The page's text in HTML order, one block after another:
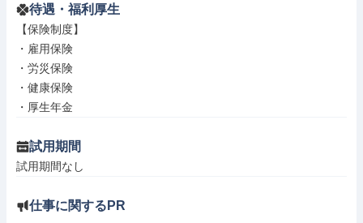
待遇・福利厚生
【保険制度】
・雇用保険
・労災保険
・健康保険
・厚生年金
試用期間
試用期間なし
仕事に関するPR